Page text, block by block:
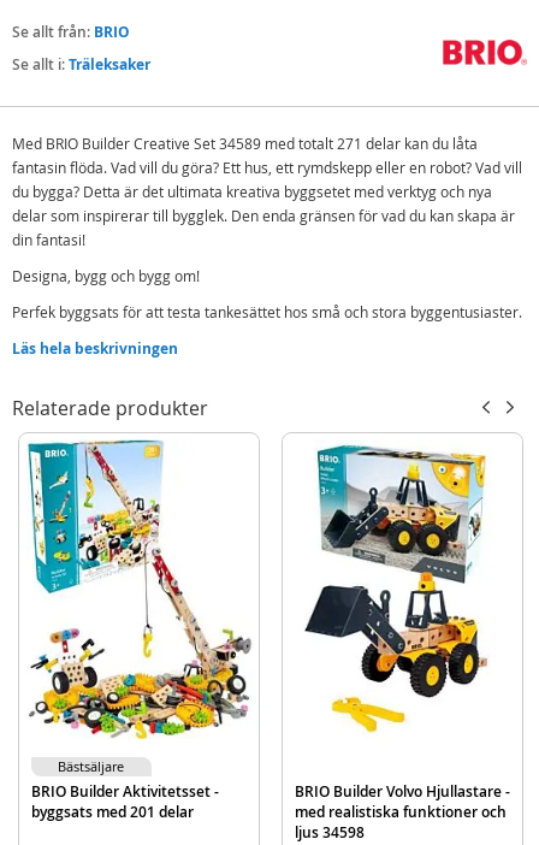
Se allt från: BRIO
Se allt i:Träleksaker
Med BRIO Builder Creative Set 34589 med totalt 271 delar kan du låta
fantasin flöda. Vad vill du göra? Ett hus, ett rymdskepp eller en robot? Vad vill
du bygga? Detta är det ultimata kreativa byggsetet med verktyg och nya
delar som inspirerar till bygglek. Den enda gränsen för vad du kan skapa är
din fantasi!
Designa, bygg och bygg om!
Perfek byggsats för att testa tankesättet hos små och stora byggentusiaster.
ifall man vill bygga nästan vad som helst. Med 271 delar inklusive verktyg
basera konstruktionerna runt. Alla detaljer i trä kommer från FSC-certifierat
trä.
Innehåller:
Byggdelar
Verktyg
Skruvar, muttrar, spikar
Specialdelar
Detaljer:
Mått: 56 x 40 x 9 cm (LxHxD)
Antal delar: 271
Ålder: från 3 år
Mer
Modell 34589
Läs hela beskrivningen
Relaterade produkter
BRIO Builder Aktivitetsset -
byggsats med 201 delar
Bästsäljare
BRIO Builder Volvo Hjullastare -
med realistiska funktioner och
ljus 34598